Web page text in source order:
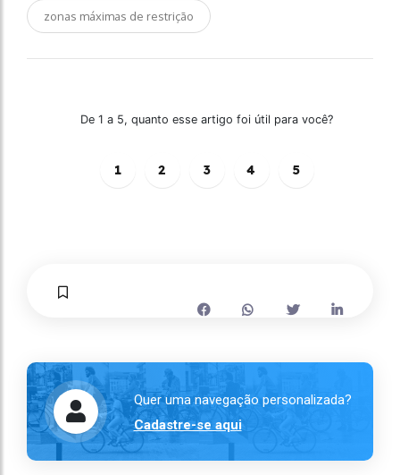
zonas máximas de restrição
De 1 a 5, quanto esse artigo foi útil para você?
1 2 3 4 5
Quer uma navegação personalizada?
Cadastre-se aqui